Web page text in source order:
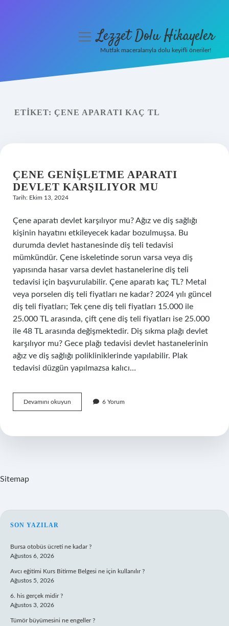
Yasal Uyarı
menüyüLezzet Dolu Hikayeler
Mutfak maceralarıyla dolu keyifli öneriler!
ETIKET: ÇENE APARATI KAÇ TL
ÇENE GENIŞLETME APARATI
DEVLET KARŞILIYOR MU
Tarih: Ekim 13, 2024
Çene aparatı devlet karşılıyor mu? Ağız ve diş sağlığı
kişinin hayatını etkileyecek kadar bozulmuşsa. Bu
durumda devlet hastanesinde diş teli tedavisi
mümkündür. Çene iskeletinde sorun varsa veya diş
yapısında hasar varsa devlet hastanelerine diş teli
tedavisi için başvurulabilir. Çene aparatı kaç TL? Metal
veya porselen diş teli fiyatları ne kadar? 2024 yılı güncel
diş teli fiyatları; Tek çene diş teli fiyatları 15.000 ile
25.000 TL arasında, çift çene diş teli fiyatları ise 25.000
ile 48 TL arasında değişmektedir. Diş sıkma plağı devlet
karşılıyor mu? Gece plağı tedavisi devlet hastanelerinin
ağız ve diş sağlığı polikliniklerinde yapılabilir. Plak
tedavisi düzgün yapılmazsa kalıcı…
Devamını okuyun
Genişletme
Karşılıyor
6 Yorum
Sitemap
SIDEBAR
SON YAZILAR
Bursa otobüs ücreti ne kadar ?
Ağustos 6, 2026
Avcı eğitimi Kurs Bitirme Belgesi ne için kullanılır ?
Ağustos 5, 2026
6. his gerçek midir ?
Ağustos 3, 2026
Tümör büyümesini ne engeller ?